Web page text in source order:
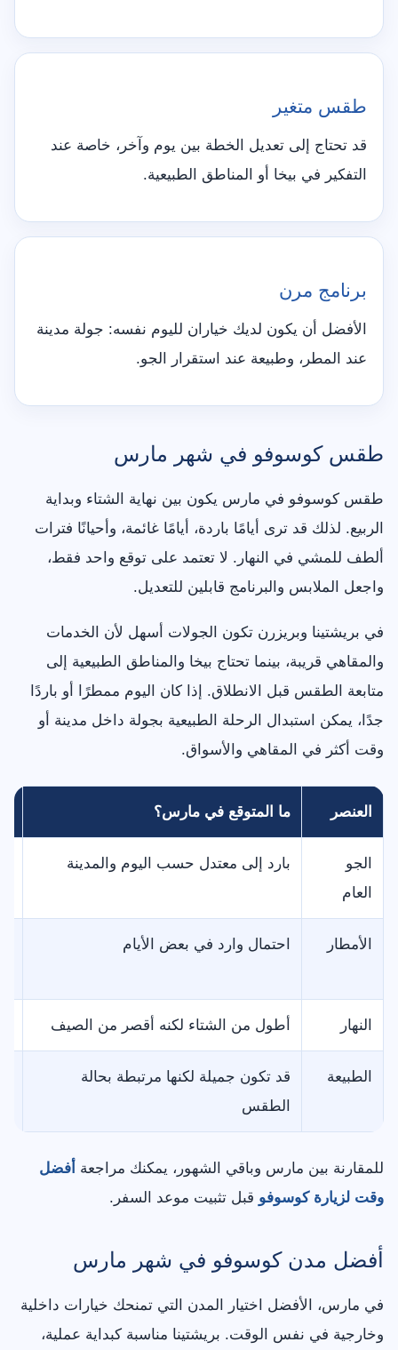
طقس متغير
قد تحتاج إلى تعديل الخطة بين يوم وآخر، خاصة عند
التفكير في بيخا أو المناطق الطبيعية.
برنامج مرن
الأفضل أن يكون لديك خياران لليوم نفسه: جولة مدينة
عند المطر، وطبيعة عند استقرار الجو.
طقس كوسوفو في شهر مارس
طقس كوسوفو في مارس يكون بين نهاية الشتاء وبداية
الربيع. لذلك قد ترى أيامًا باردة، أيامًا غائمة، وأحيانًا فترات
ألطف للمشي في النهار. لا تعتمد على توقع واحد فقط،
واجعل الملابس والبرنامج قابلين للتعديل.
في بريشتينا وبريزرن تكون الجولات أسهل لأن الخدمات
والمقاهي قريبة، بينما تحتاج بيخا والمناطق الطبيعية إلى
متابعة الطقس قبل الانطلاق. إذا كان اليوم ممطرًا أو باردًا
جدًا، يمكن استبدال الرحلة الطبيعية بجولة داخل مدينة أو
وقت أكثر في المقاهي والأسواق.
العنصر ما المتوقع في مارس؟
الجو
العام
بارد إلى معتدل حسب اليوم والمدينة
الأمطار احتمال وارد في بعض الأيام
النهار أطول من الشتاء لكنه أقصر من الصيف
الطبيعة
قد تكون جميلة لكنها مرتبطة بحالة
الطقس
للمقارنة بين مارس وباقي الشهور، يمكنك مراجعة أفضل
وقت لزيارة كوسوفو قبل تثبيت موعد السفر.
أفضل مدن كوسوفو في شهر مارس
في مارس، الأفضل اختيار المدن التي تمنحك خيارات داخلية
وخارجية في نفس الوقت. بريشتينا مناسبة كبداية عملية،